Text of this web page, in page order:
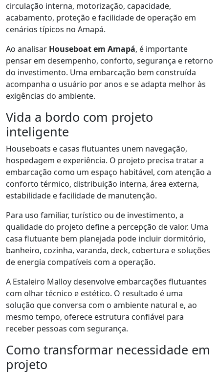
circulação interna, motorização, capacidade,
acabamento, proteção e facilidade de operação em
cenários típicos no Amapá.
Ao analisar Houseboat em Amapá, é importante
pensar em desempenho, conforto, segurança e retorno
do investimento. Uma embarcação bem construída
acompanha o usuário por anos e se adapta melhor às
exigências do ambiente.
Vida a bordo com projeto
inteligente
Houseboats e casas flutuantes unem navegação,
hospedagem e experiência. O projeto precisa tratar a
embarcação como um espaço habitável, com atenção a
conforto térmico, distribuição interna, área externa,
estabilidade e facilidade de manutenção.
Para uso familiar, turístico ou de investimento, a
qualidade do projeto define a percepção de valor. Uma
casa flutuante bem planejada pode incluir dormitório,
banheiro, cozinha, varanda, deck, cobertura e soluções
de energia compatíveis com a operação.
A Estaleiro Malloy desenvolve embarcações flutuantes
com olhar técnico e estético. O resultado é uma
solução que conversa com o ambiente natural e, ao
mesmo tempo, oferece estrutura confiável para
receber pessoas com segurança.
Como transformar necessidade em
projeto